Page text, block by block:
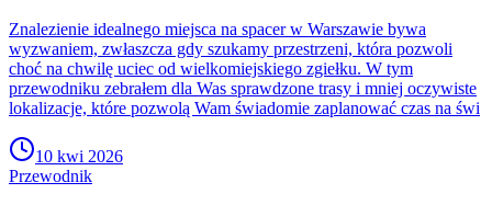
Znalezienie idealnego miejsca na spacer w Warszawie bywa
wyzwaniem, zwłaszcza gdy szukamy przestrzeni, która pozwoli
choć na chwilę uciec od wielkomiejskiego zgiełku. W tym
przewodniku zebrałem dla Was sprawdzone trasy i mniej oczywiste
lokalizacje, które pozwolą Wam świadomie zaplanować czas na świ
10 kwi 2026
Przewodnik